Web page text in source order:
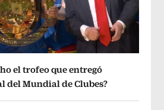
el trofeo que entregó
del Mundial de Clubes?